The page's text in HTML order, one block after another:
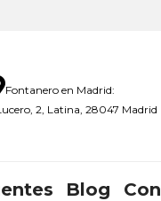
Fontanero en Madrid:
2, Latina, 28047 Madrid
Blog